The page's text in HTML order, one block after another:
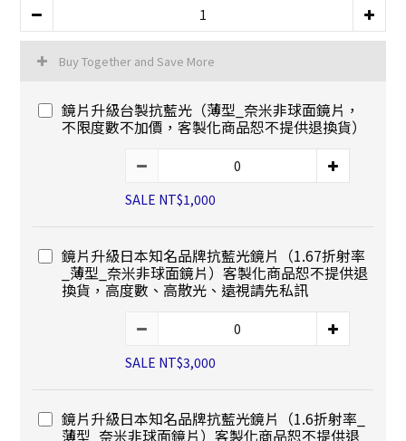
Buy Together and Save More
鏡片升級台製抗藍光（薄型_奈米非球面鏡片，
不限度數不加價，客製化商品恕不提供退換貨）
SALE NT$1,000
鏡片升級日本知名品牌抗藍光鏡片（1.67折射率
_薄型_奈米非球面鏡片）客製化商品恕不提供退
換貨，高度數、高散光、遠視請先私訊
SALE NT$3,000
鏡片升級日本知名品牌抗藍光鏡片（1.6折射率_
薄型_奈米非球面鏡片）客製化商品恕不提供退